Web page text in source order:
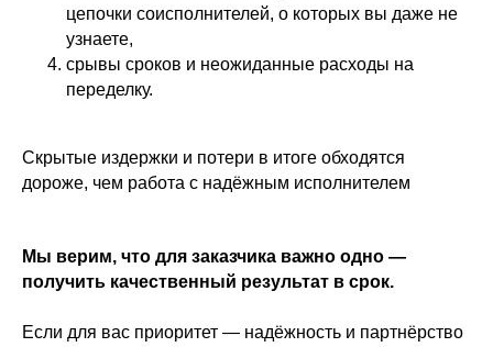
цепочки соисполнителей, о которых вы даже не
узнаете,
срывы сроков и неожиданные расходы на
переделку.
Скрытые издержки и потери в итоге обходятся
дороже, чем работа с надёжным исполнителем
Мы верим, что для заказчика важно одно —
получить качественный результат в срок.
Если для вас приоритет — надёжность и партнёрство